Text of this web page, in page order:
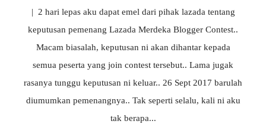
| 2 hari lepas aku dapat emel dari pihak lazada tentang
keputusan pemenang Lazada Merdeka Blogger Contest..
Macam biasalah, keputusan ni akan dihantar kepada
semua peserta yang join contest tersebut.. Lama jugak
rasanya tunggu keputusan ni keluar.. 26 Sept 2017 barulah
diumumkan pemenangnya.. Tak seperti selalu, kali ni aku
tak berapa...